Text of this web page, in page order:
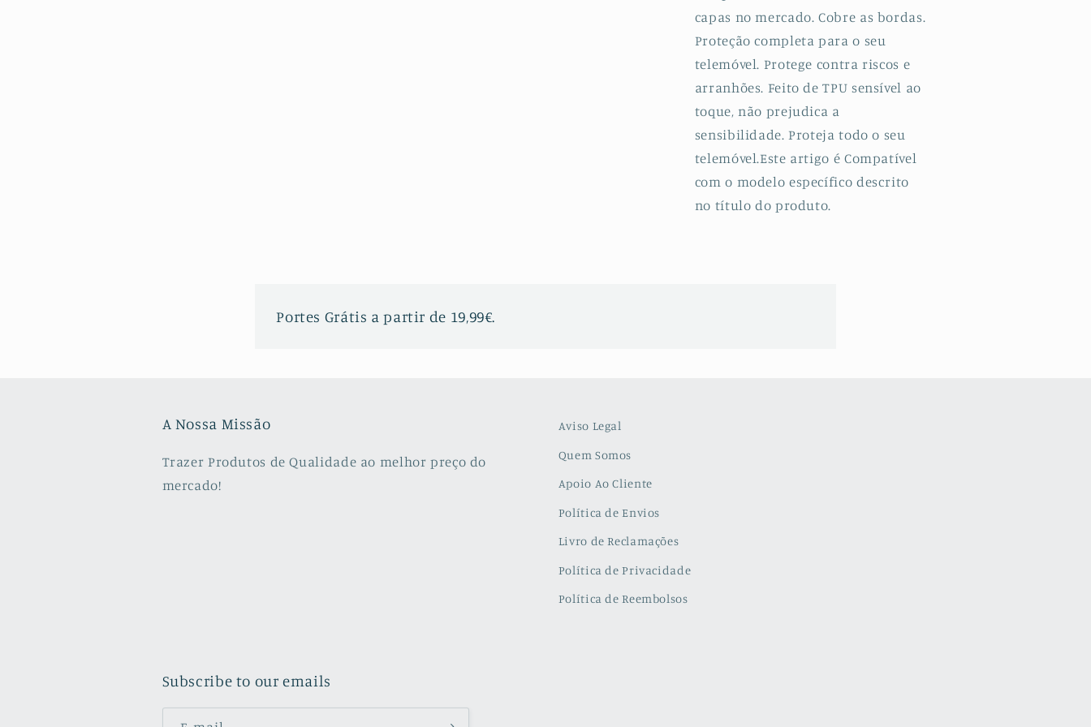
5G
capas no mercado. Cobre as bordas.
Proteção completa para o seu
telemóvel. Protege contra riscos e
arranhões. Feito de TPU sensível ao
toque, não prejudica a
sensibilidade. Proteja todo o seu
telemóvel.Este artigo é Compatível
com o modelo específico descrito
no título do produto.
Portes Grátis a partir de 19,99€.
A Nossa Missão
Trazer Produtos de Qualidade ao melhor preço do
mercado!
Aviso Legal
Quem Somos
Apoio Ao Cliente
Política de Envios
Livro de Reclamações
Política de Privacidade
Política de Reembolsos
Subscribe to our emails